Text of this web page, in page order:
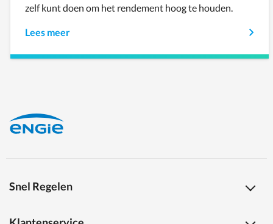
zelf kunt doen om het rendement hoog te houden.
Lees meer
Snel Regelen